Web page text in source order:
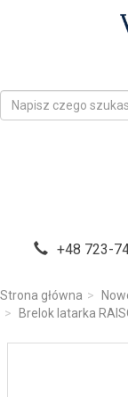
+48 723-
Strona główna
Brelok latarka